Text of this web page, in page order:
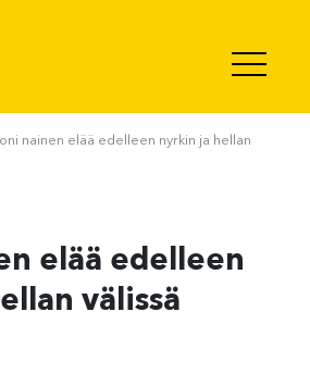
nainen elää edelleen nyrkin ja hellan
elää edelleen
välissä